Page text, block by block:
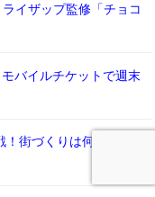
イザップ監修「チョコ
バイルチケットで週末
街づくりは何分で完